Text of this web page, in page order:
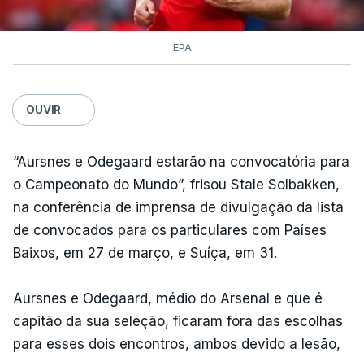
EPA
OUVIR
“Aursnes e Odegaard estarão na convocatória para
o Campeonato do Mundo”, frisou Stale Solbakken,
na conferência de imprensa de divulgação da lista
de convocados para os particulares com Países
Baixos, em 27 de março, e Suíça, em 31.
Aursnes e Odegaard, médio do Arsenal e que é
capitão da sua seleção, ficaram fora das escolhas
para esses dois encontros, ambos devido a lesão,